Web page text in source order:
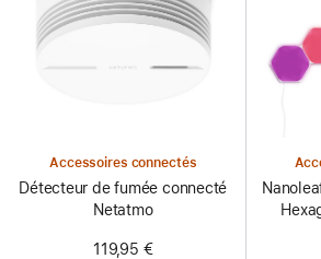
Accessoires connectés
Détecteur de fumée connecté
Netatmo
119,95 €